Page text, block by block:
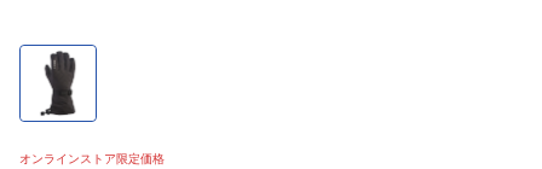
オンラインストア限定価格